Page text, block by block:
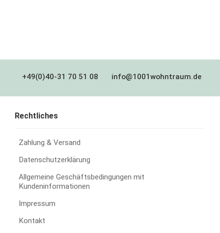
+49(0)40-31 70 51 08 info@1001wohntraum.de
Rechtliches
Zahlung & Versand
Datenschutzerklärung
Allgemeine Geschäftsbedingungen mit
Kundeninformationen
Impressum
Kontakt